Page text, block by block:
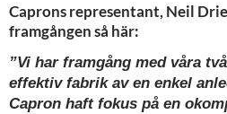
Caprons representant, Neil
framgången så här:
”Vi har framgång med våra
effektiv fabrik av en enkel
Capron haft fokus på en